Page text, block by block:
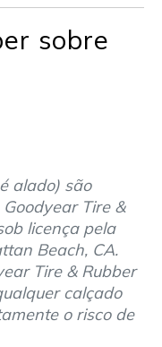
sobre
alado) são
Tire &
licença pela
Beach, CA.
Tire & Rubber
calçado
o risco de